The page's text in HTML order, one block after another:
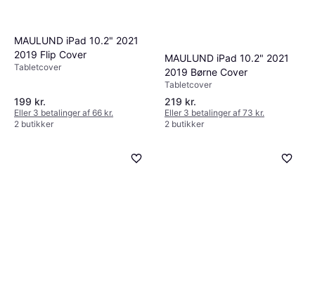
MAULUND iPad 10.2" 2021
2019 Flip Cover
Tabletcover
199 kr.
Eller 3 betalinger af 66 kr.
2 butikker
MAULUND iPad 10.2" 2021
2019 Børne Cover
Tabletcover
219 kr.
Eller 3 betalinger af 73 kr.
2 butikker